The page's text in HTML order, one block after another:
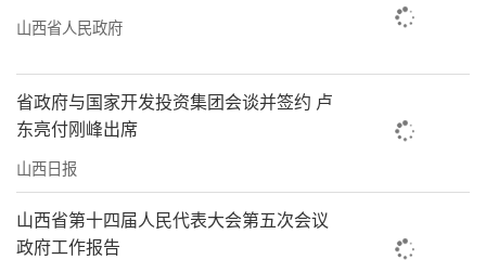
山西省人民政府
省政府与国家开发投资集团会谈并签约 卢
东亮付刚峰出席
山西日报
山西省第十四届人民代表大会第五次会议
政府工作报告